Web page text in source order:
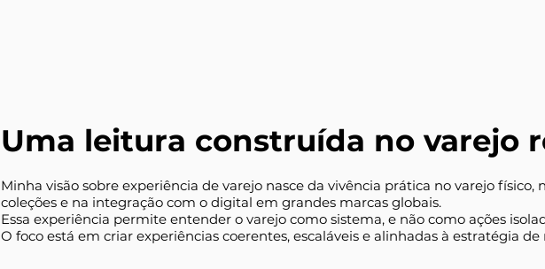
Uma leitura construída no varejo
Minha visão sobre experiência de varejo nasce da vivência prática no varejo físico,
coleções e na integração com o digital em grandes marcas globais.
Essa experiência permite entender o varejo como sistema, e não como ações
O foco está em criar experiências coerentes, escaláveis e alinhadas à estratégia